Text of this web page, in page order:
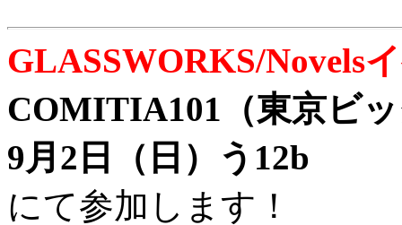
GLASSWORKS/Novels
COMITIA101（東京ビ
9月2日（日）う12b
にて参加します！